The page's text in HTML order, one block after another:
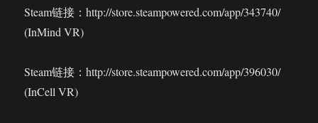
Steam链接：http://store.steampowered.com/app/343740/
(InMind VR)
Steam链接：http://store.steampowered.com/app/396030/
(InCell VR)